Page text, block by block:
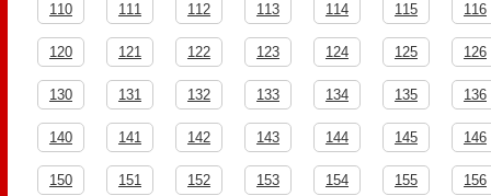
110 111 112 113 114 115 116
120 121 122 123 124 125 126
130 131 132 133 134 135 136
140 141 142 143 144 145 146
150 151 152 153 154 155 156